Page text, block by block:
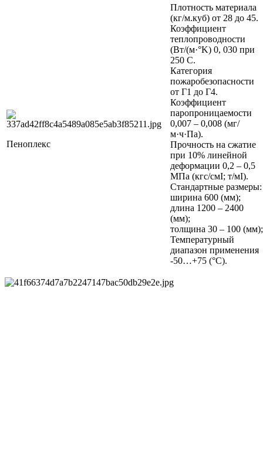
Пеноплекс
Плотность материала
(кг/м.куб) от 28 до 45.
Коэффициент
теплопроводности
(Вт/(м·°K) 0, 030 при
250 С.
Категория
пожаробезопасности
от Г1 до Г4.
Коэффициент
паропроницаемости
0,007 – 0,008 (мг/
м·ч·Па).
Прочность на сжатие
при 10% линейной
деформации 0,2 – 0,5
МПа (кгс/смІ; т/мІ).
Стандартные размеры:
ширина 600 (мм);
длина 1200 – 2400
(мм);
толщина 30 – 100 (мм);
Температурный
диапазон применения
-50…+75 (°С).